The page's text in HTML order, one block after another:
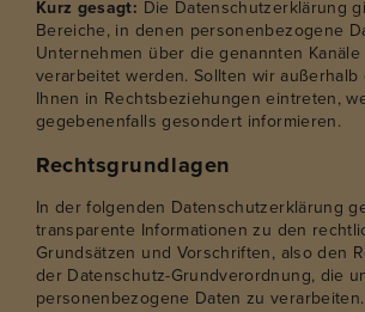
Kurz gesagt: Die Datenschutzerklärung
Bereiche, in denen personenbezogene
Unternehmen über die genannten
verarbeitet werden. Sollten wir außerhalb
Ihnen in Rechtsbeziehungen eintreten,
gegebenenfalls gesondert informieren.
Rechtsgrundlagen
In der folgenden Datenschutzerklärung
transparente Informationen zu den
Grundsätzen und Vorschriften, also den
der Datenschutz-Grundverordnung, die
personenbezogene Daten zu verarbeiten.